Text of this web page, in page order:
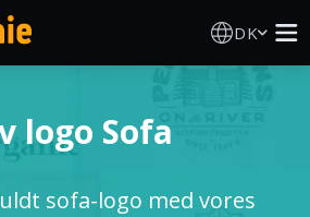
DK
logo Sofa
sofa-logo med vores